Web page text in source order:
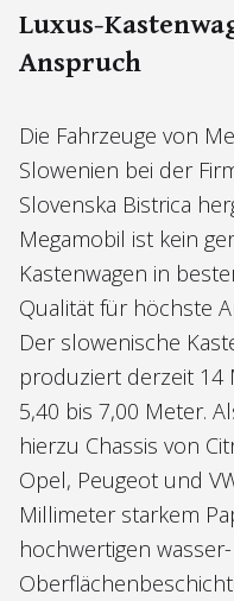
Luxus-
Anspruch
Die Fahrzeuge von
Slowenien bei der
Slovenska Bistrica
Megamobil ist kein
Kastenwagen in
Qualität für höchste
Der slowenische
produziert derzeit 14
5,40 bis 7,00 Meter.
hierzu Chassis von
Opel, Peugeot und
Millimeter starkem
hochwertigen